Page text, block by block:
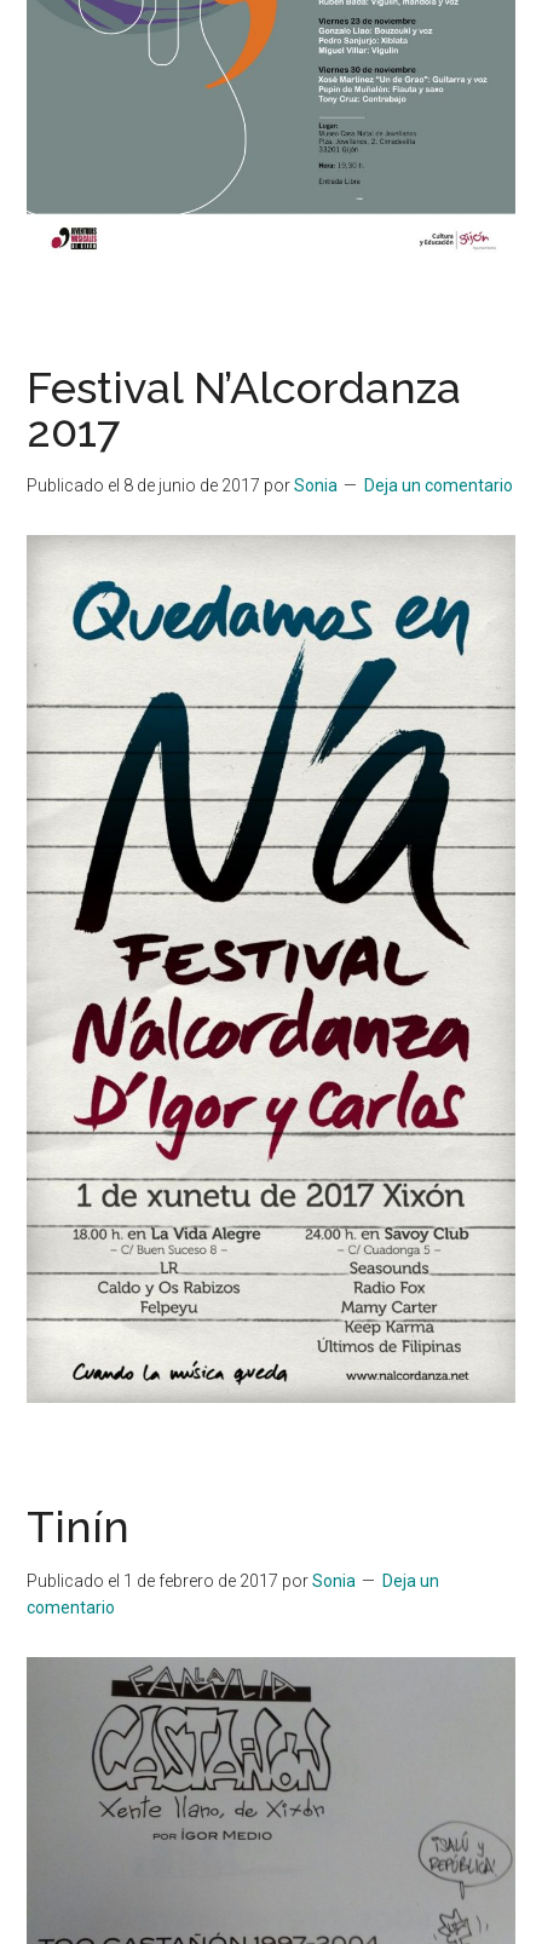
Festival N’Alcordanza
2017
Publicado el 8 de junio de 2017 porSonia Deja un comentario
Tinín
Publicado el 1 de febrero de 2017 porSonia
Deja un
comentario